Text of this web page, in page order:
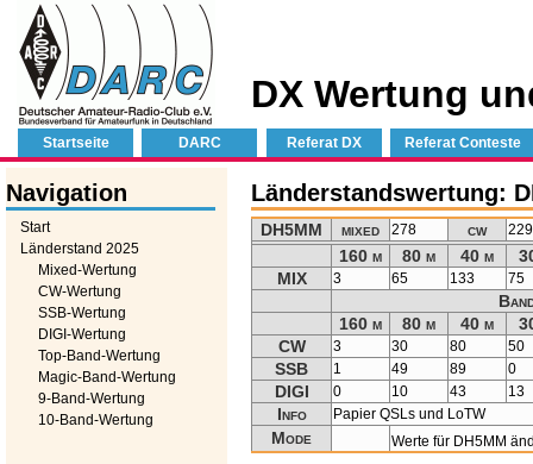
DX Wertung
Startseite DARC Referat DX Referat Conteste
Navigation
Start
Länderstand 2025
Mixed-Wertung
CW-Wertung
SSB-Wertung
DIGI-Wertung
Top-Band-Wertung
Magic-Band-Wertung
9-Band-Wertung
10-Band-Wertung
Länderstandswertung:
DH5MM mixed 278 cw 229
160 m 80 m 40 m
MIX
3 65 133 75
160 m
80 m 40 m
CW
3 30 80 50
SSB 1 49 89 0
DIGI 0 10 43 13
Info Papier QSLs und LoTW
Mode Werte für DH5MM